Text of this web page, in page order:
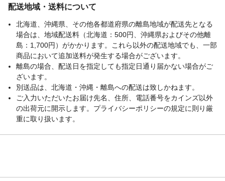
配送地域・送料について
北海道、沖縄県、その他各都道府県の離島地域が配送先となる
場合は、地域配送料（北海道：500円、沖縄県およびその他離
島：1,700円）がかかります。これら以外の配送地域でも、一部
商品において追加送料が発生する場合がございます。
離島の場合、配送日を指定しても指定日通り届かない場合がご
ざいます。
別送品は、北海道・沖縄・離島への配送は致しかねます。
ご入力いただいたお届け先名、住所、電話番号をカインズ以外
の出荷元に開示します。プライバシーポリシーの規定に則り厳
重に取り扱います。